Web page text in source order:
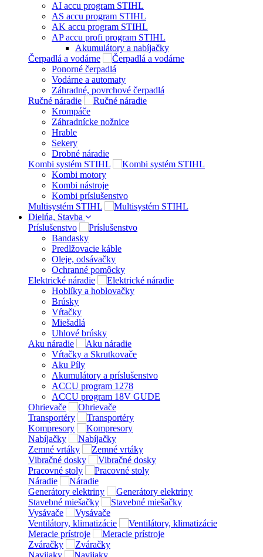
AI accu program STIHL
AS accu program STIHL
AK accu program STIHL
AP accu profi program STIHL
Akumulátory a nabíjačky
Čerpadlá a vodárne
Ponorné čerpadlá
Vodárne a automaty
Záhradné, povrchové čerpadlá
Ručné náradie
Krompáče
Záhradnícke nožnice
Hrable
Sekery
Drobné náradie
Kombi systém STIHL
Kombi motory
Kombi nástroje
Kombi príslušenstvo
Multisystém STIHL
Dielńa, Stavba
Príslušenstvo
Bandasky
Predlžovacie káble
Oleje, odsávačky
Ochranné pomôcky
Elektrické náradie
Hoblíky a hoblovačky
Brúsky
Vŕtačky
Miešadlá
Uhlové brúsky
Aku náradie
Vŕtačky a Skrutkovače
Aku Píly
Akumulátory a príslušenstvo
ACCU program 1278
ACCU program 18V GUDE
Ohrievače
Transportéry
Kompresory
Nabíjačky
Zemné vrtáky
Vibračné dosky
Pracovné stoly
Náradie
Generátory elektriny
Stavebné miešačky
Vysávače
Ventilátory, klimatizácie
Meracie prístroje
Zváračky